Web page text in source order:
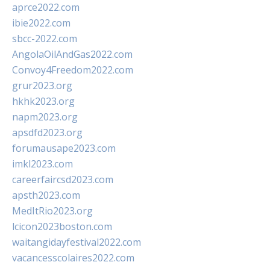
aprce2022.com
ibie2022.com
sbcc-2022.com
AngolaOilAndGas2022.com
Convoy4Freedom2022.com
grur2023.org
hkhk2023.org
napm2023.org
apsdfd2023.org
forumausape2023.com
imkl2023.com
careerfaircsd2023.com
apsth2023.com
MedItRio2023.org
lcicon2023boston.com
waitangidayfestival2022.com
vacancesscolaires2022.com